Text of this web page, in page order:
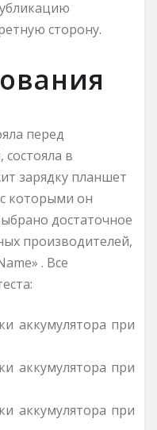
сторону.
перед
состояла в
зарядку планшет
которыми он
достаточное
производителей,
. Все
аккумулятора при
аккумулятора при
аккумулятора при